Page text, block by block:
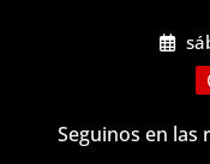
Seguinos en las